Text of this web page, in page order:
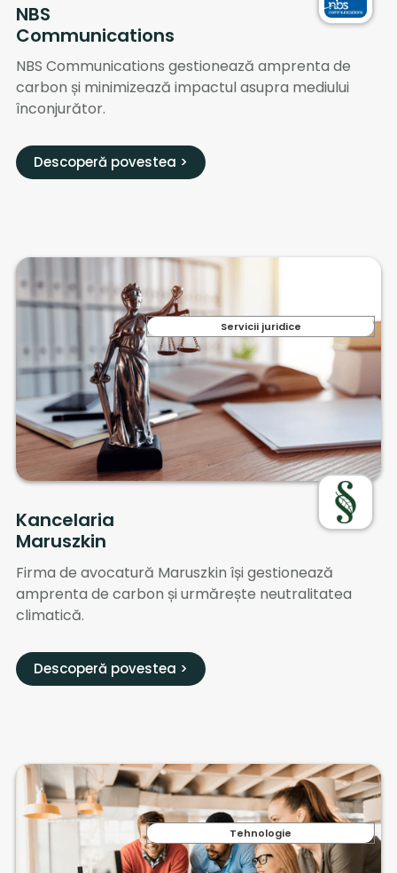
NBS
Communications
NBS Communications gestionează amprenta de
carbon și minimizează impactul asupra mediului
înconjurător.
Descoperă povestea >
Servicii juridice
Kancelaria
Maruszkin
Firma de avocatură Maruszkin își gestionează
amprenta de carbon și urmărește neutralitatea
climatică.
Descoperă povestea >
Tehnologie